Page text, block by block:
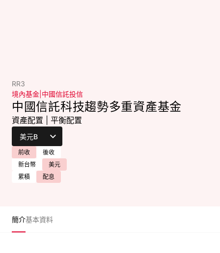
RR3
境內基金 中國信託投信
中國信託科技趨勢多重資產基金
資產配置 平衡配置
前收
後收
新台幣
美元
累積
配息
簡介基本資料